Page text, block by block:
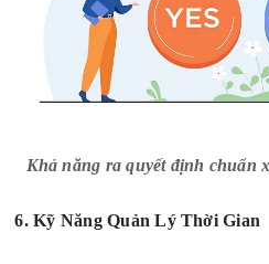
Khả năng ra quyết định chuẩn
6. Kỹ Năng Quản Lý Thời Gian